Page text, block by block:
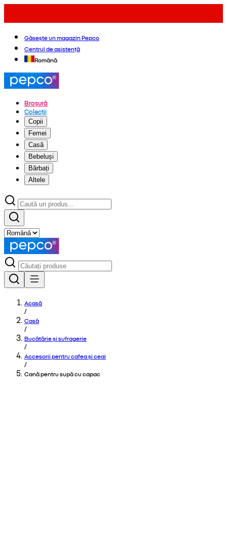
Găsește un magazin Pepco
Centrul de asistență
Română
Broșură
Colecții
Copii
Femei
Casă
Bebeluși
Bărbați
Altele
Acasă
/
Casă
/
Bucătărie și sufragerie
/
Accesorii pentru cafea și ceai
/
Cană pentru supă cu capac